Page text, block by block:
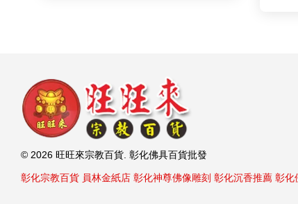
© 2026 旺旺來宗教百貨. 彰化佛具百貨批發
彰化宗教百貨 員林金紙店 彰化神尊佛像雕刻 彰化沉香推薦 彰化